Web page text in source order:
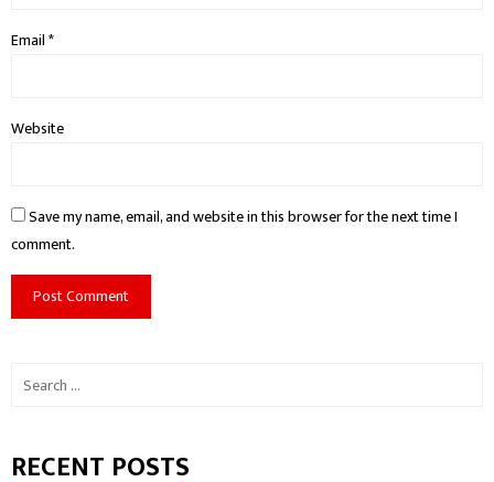
Email*
Website
Save my name, email, and website in this browser for the next time I
comment.
Search
RECENT POSTS